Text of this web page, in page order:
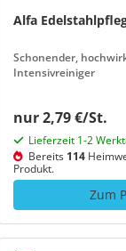
Alfa
Schonender,
Intensivreiniger
nur 2,79 €/St.
Lieferzeit 1-2
Bereits 114
Produkt.
Zum